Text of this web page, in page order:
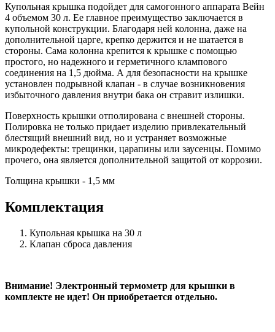
Купольная крышка подойдет для самогонного аппарата Вейн
4 объемом 30 л. Ее главное преимущество заключается в
купольной конструкции. Благодаря ней колонна, даже на
дополнительной царге, крепко держится и не шатается в
стороны. Сама колонна крепится к крышке с помощью
простого, но надежного и герметичного клампового
соединения на 1,5 дюйма. А для безопасности на крышке
установлен подрывной клапан - в случае возникновения
избыточного давления внутри бака он стравит излишки.
Поверхность крышки отполирована с внешней стороны.
Полировка не только придает изделию привлекательный
блестящий внешний вид, но и устраняет возможные
микродефекты: трещинки, царапины или заусенцы. Помимо
прочего, она является дополнительной защитой от коррозии.
Толщина крышки - 1,5 мм
Комплектация
Купольная крышка на 30 л
Клапан сброса давления
Внимание! Электронный термометр для крышки в
комплекте не идет! Он приобретается отдельно.